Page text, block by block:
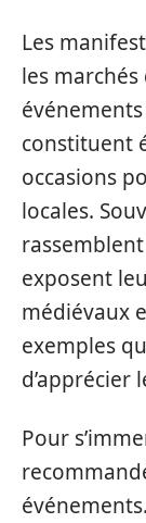
Les
les
constituent
occasions
locales.
exposent
médiévaux
exemples
d’apprécier
Pour